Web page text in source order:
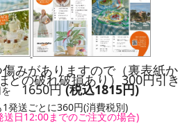
傷みがありますので（裏表紙か
どの破れ破損あり）300円引き
1650円(税込1815円)
発送ごとに360円(消費税別)
送日12:00までのご注文の場合)